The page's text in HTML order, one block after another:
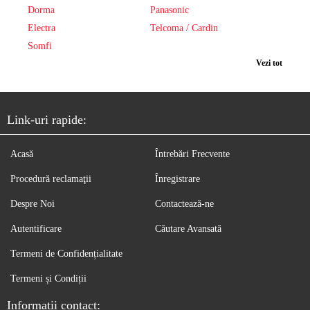
Dorma
Panasonic
Electra
Telcoma / Cardin
Somfi
Vezi tot
Link-uri rapide:
Acasă
Procedură reclamaţii
Despre Noi
Autentificare
Întrebări Frecvente
Înregistrare
Contactează-ne
Căutare Avansată
Termeni de Confidențialitate
Termeni și Condiții
Informatii contact: